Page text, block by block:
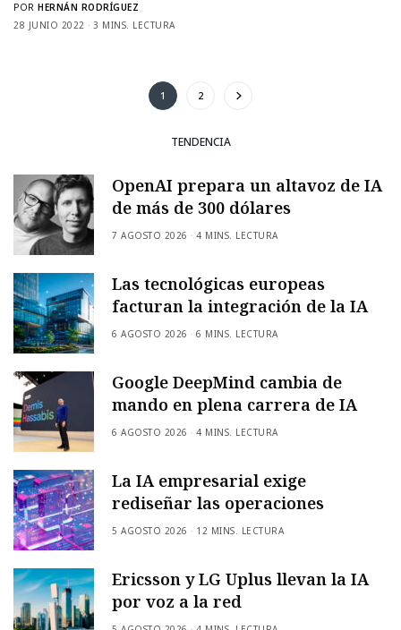
POR HERNÁN RODRÍGUEZ
28 JUNIO 2022
3 MINS. LECTURA
1 2
TENDENCIA
OpenAI prepara un altavoz de IA
de más de 300 dólares
7 AGOSTO 2026 4 MINS. LECTURA
Las tecnológicas europeas
facturan la integración de la IA
6 AGOSTO 2026 6 MINS. LECTURA
Google DeepMind cambia de
mando en plena carrera de IA
6 AGOSTO 2026 4 MINS. LECTURA
La IA empresarial exige
rediseñar las operaciones
5 AGOSTO 2026 12 MINS. LECTURA
Ericsson y LG Uplus llevan la IA
por voz a la red